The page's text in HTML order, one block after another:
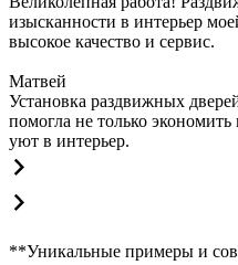
изысканности в интерьер
высокое качество и сервис.
Матвей
Установка раздвижных
помогла не только
уют в интерьер.
**Уникальные примеры и